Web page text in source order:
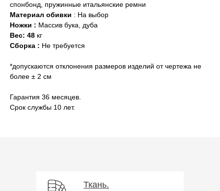
спонбонд, пружинные итальянские ремни
Материал обивки : На выбор
Ножки : Массив бука, дуба
Вес: 48 кг
Сборка : Не требуется
*допускаются отклонения размеров изделий от чертежа не
более ± 2 см
Гарантия 36 месяцев.
Срок службы 10 лет.
Ткань.